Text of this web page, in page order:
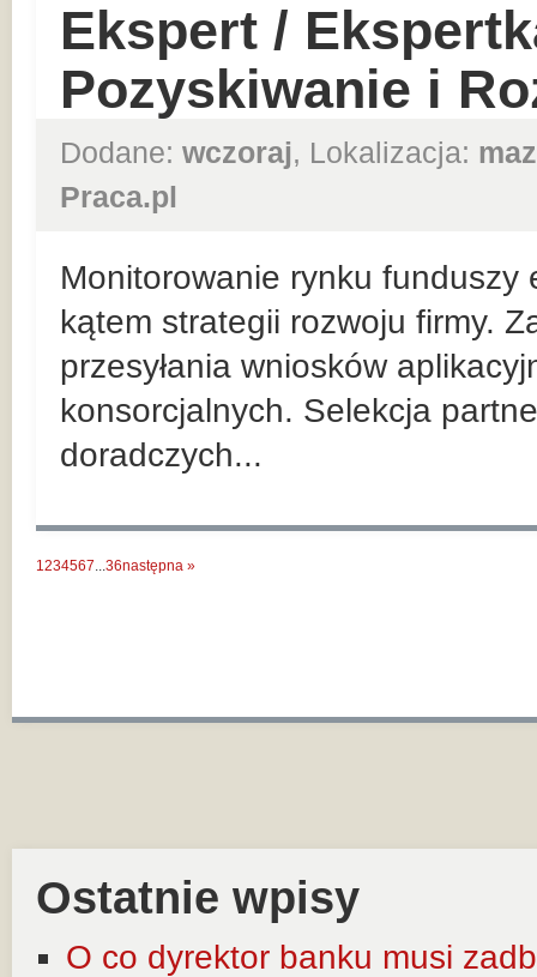
Ekspert /
Pozyskiwanie i
Dodane: wczoraj, Lokalizacja:
Praca.pl
Monitorowanie rynku
kątem strategii rozwoju firmy.
przesyłania wniosków
konsorcjalnych. Selekcja
doradczych...
1234567...36następna »
Ostatnie wpisy
O co dyrektor banku musi